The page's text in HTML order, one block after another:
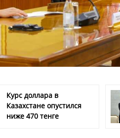
Курс доллара в
Казахстане опустился
ниже 470 тенге